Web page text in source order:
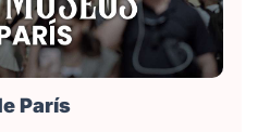
París